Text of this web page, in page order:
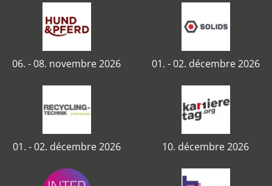
06. - 08. novembre 2026 01. - 02. décembre 2026
01. - 02. décembre 2026 10. décembre 2026